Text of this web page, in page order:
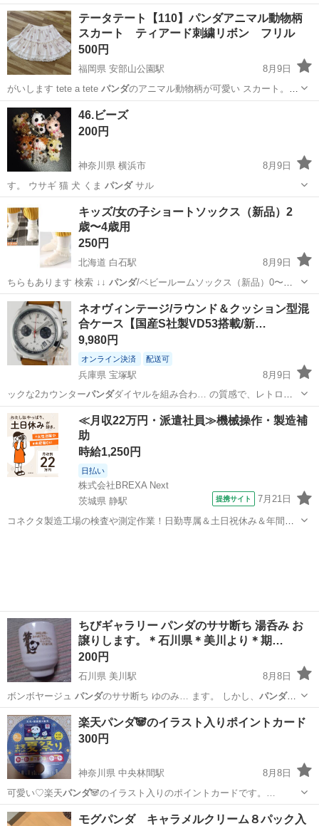
大阪 泉大津市 泉大津駅 おもちゃ
テータテート【110】パンダアニマル動物柄
スカート ティアード刺繍リボン フリル
500円
福岡県 安部山公園駅
8月9日
がいします tete a tete パンダのアニマル動物柄が可愛い スカート。
テ…
福岡 北九州市 安部山公園駅
46.ビーズ
200円
神奈川県 横浜市
8月9日
す。 ウサギ 猫 犬 くま パンダサル
横浜市 その他 パンダ
キッズ/女の子ショートソックス（新品）2
歳〜4歳用
250円
北海道 白石駅
8月9日
ちらもあります 検索 ↓↓ パンダ/ベビールームソックス（新品）0〜
12…
北海道 札幌市 白石駅 ソックス
ネオヴィンテージ/ラウンド＆クッション型混
合ケース【国産S社製VD53搭載/新…
9,980円
オンライン決済 配送可
兵庫県 宝塚駅
8月9日
ックな2カウンターパンダダイヤルを組み合わ… の質感で、レトロな
パンダ文字盤との相性も抜… 国内未発売モデルパンダカラーエディシ
ョン… ワイト/ブラック(パンダ /レッド針) バン… #クロノグラフ #パン
ダ#ミリタリーウォ…
兵庫 宝塚市 宝塚駅 アクセサリー パンダ
≪月収22万円・派遣社員≫機械操作・製造補
助
時給1,250円
日払い
株式会社BREXA Next
茨城県 静駅
提携サイト 7月21日
コネクタ製造工場の検査や測定作業！日勤専属＆土日祝休み＆年間休
ちびギャラリー パンダのササ断ち 湯呑み お
譲りします。＊石川県＊美川より＊期…
200円
石川県 美川駅
8月8日
ボンボヤージュ パンダのササ断ち ゆのみ… ます。 しかし、 パンダに
とってササを抜く… かわいい 湯のみパンダぱんだ
石川 白山市 美川駅 食器 パンダ
楽天パンダ🐼のイラスト入りポイントカード
300円
神奈川県 中央林間駅
8月8日
可愛い♡楽天パンダ🐼のイラスト入りのポイントカードです。…
神奈川 大和市 中央林間駅 楽天パンダ
モグパンダ キャラメルクリーム８パック入